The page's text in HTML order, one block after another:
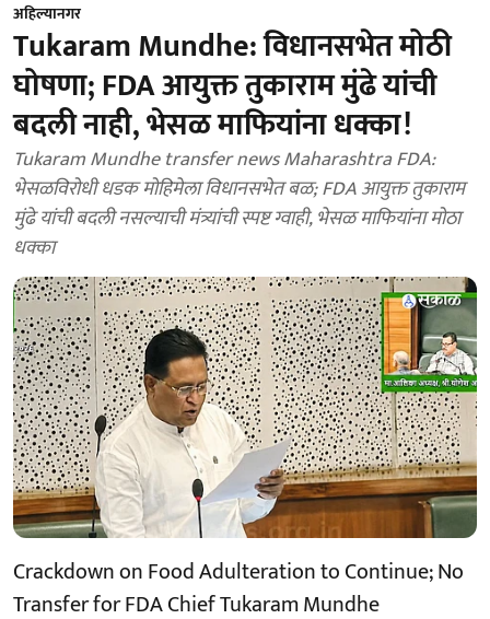
अहिल्यानगर
Tukaram Mundhe: विधानसभेत मोठी
घोषणा; FDA आयुक्त तुकाराम मुंढे यांची
बदली नाही, भेसळ माफियांना धक्का!
Tukaram Mundhe transfer news Maharashtra FDA:
भेसळविरोधी धडक मोहिमेला विधानसभेत बळ; FDA आयुक्त तुकाराम
मुंढे यांची बदली नसल्याची मंत्र्यांची स्पष्ट ग्वाही, भेसळ माफियांना मोठा
धक्का
Crackdown on Food Adulteration to Continue; No
Transfer for FDA Chief Tukaram Mundhe